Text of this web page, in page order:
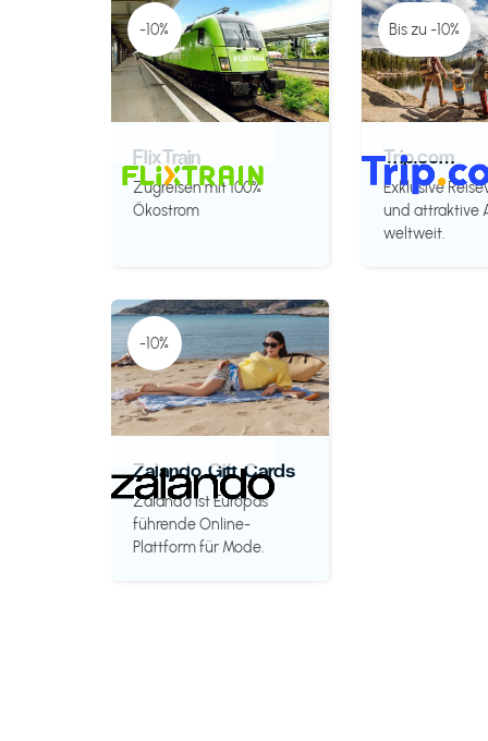
-10%
FlixTrain
Zugreisen mit 100%
Ökostrom
Bis zu -10%
Trip.com
Exklusive
und attraktive
weltweit.
-10%
Zalando Gift Cards
Zalando ist Europas
führende Online-
Plattform für Mode.